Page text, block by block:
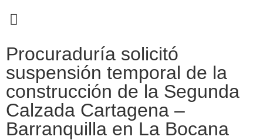
Procuraduría solicitó
suspensión temporal de la
construcción de la Segunda
Calzada Cartagena –
Barranquilla en La Bocana